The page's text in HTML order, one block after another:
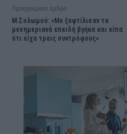
Προηγούμενο άρθρο
Μ.Σολωμού: «Με ξεφτίλισαν τα
μεσημεριανά επειδή βγήκα και είπα
ότι είχα τρεις συντρόφους»